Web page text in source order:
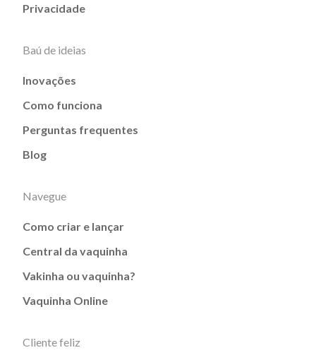
Privacidade
Baú de ideias
Inovações
Como funciona
Perguntas frequentes
Blog
Navegue
Como criar e lançar
Central da vaquinha
Vakinha ou vaquinha?
Vaquinha Online
Cliente feliz